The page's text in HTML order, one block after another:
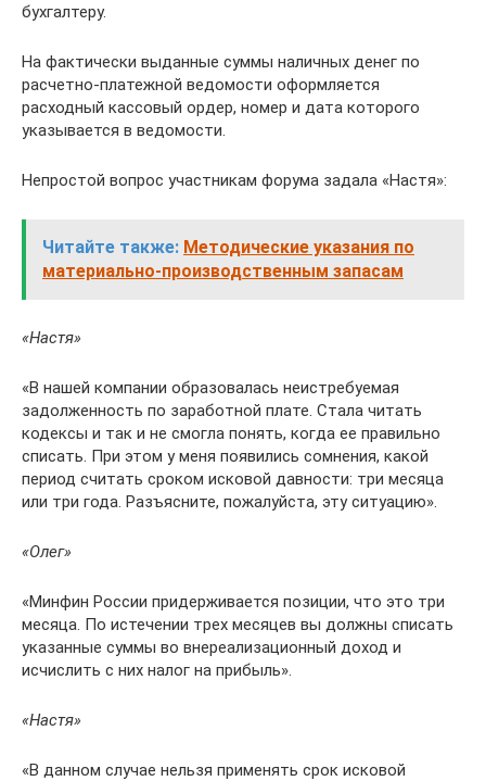
бухгалтеру.
На фактически выданные суммы наличных денег по
расчетно-платежной ведомости оформляется
расходный кассовый ордер, номер и дата которого
указывается в ведомости.
Непростой вопрос участникам форума задала «Настя»:
Читайте также: Методические указания по
материально-производственным запасам
«Настя»
«В нашей компании образовалась неистребуемая
задолженность по заработной плате. Стала читать
кодексы и так и не смогла понять, когда ее правильно
списать. При этом у меня появились сомнения, какой
период считать сроком исковой давности: три месяца
или три года. Разъясните, пожалуйста, эту ситуацию».
«Олег»
«Минфин России придерживается позиции, что это три
месяца. По истечении трех месяцев вы должны списать
указанные суммы во внереализационный доход и
исчислить с них налог на прибыль».
«Настя»
«В данном случае нельзя применять срок исковой